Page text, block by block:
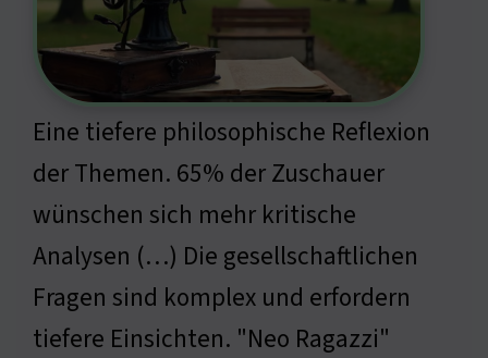
Eine tiefere philosophische Reflexion
der Themen. 65% der Zuschauer
wünschen sich mehr kritische
Analysen (…) Die gesellschaftlichen
Fragen sind komplex und erfordern
tiefere Einsichten. "Neo Ragazzi"